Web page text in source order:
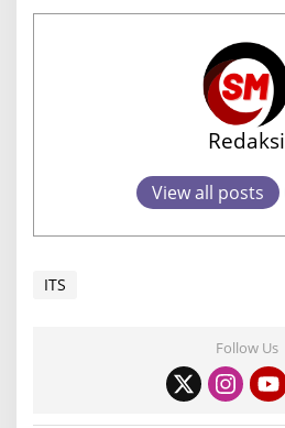
Redaksi
View all posts
ITS
Follow Us